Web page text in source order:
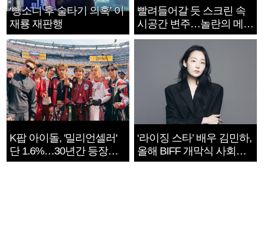
‘뺑소니 후 술타기 의혹’ 이
재룡 재판행
빨려들어갈 듯 스크린 속
시공간 변주…놀란의 메시
지는 ‘전쟁 속죄’
K팝 아이돌, '밀리언셀러'
단 1.6%…30년간 등장
1182개팀 전수조사
‘라이징 스타’ 배우 김민하,
올해 BIFF 개막식 사회자
확정